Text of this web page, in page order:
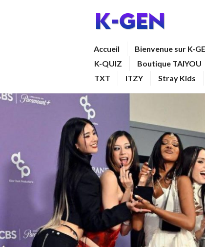
Accueil Bienvenue sur K-
K-QUIZ
Boutique TAIYOU
TXT
ITZY Stray Kids